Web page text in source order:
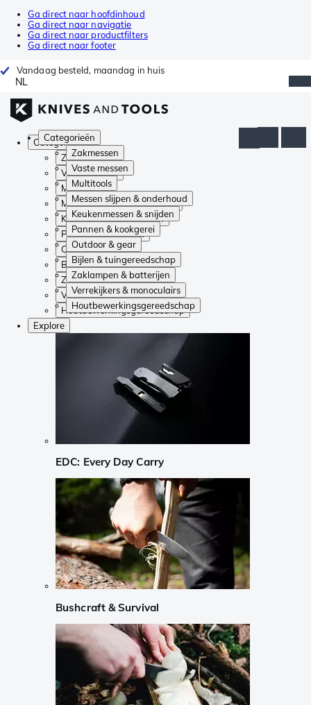
Ga direct naar hoofdinhoud
Ga direct naar navigatie
Ga direct naar productfilters
Ga direct naar footer
Vandaag besteld, maandag in huis
NL
Categorieën
Zakmessen
Vaste messen
Multitools
Messen slijpen & onderhoud
Keukenmessen & snijden
Pannen & kookgerei
Outdoor & gear
Bijlen & tuingereedschap
Zaklampen & batterijen
Verrekijkers & monoculairs
Houtbewerkingsgereedschap
Categorieën
Zakmessen
Vaste messen
Multitools
Messen slijpen & onderhoud
Keukenmessen & snijden
Pannen & kookgerei
Outdoor & gear
Bijlen & tuingereedschap
Zaklampen & batterijen
Verrekijkers & monoculairs
Houtbewerkingsgereedschap
Explore
EDC: Every Day Carry
Bushcraft & Survival